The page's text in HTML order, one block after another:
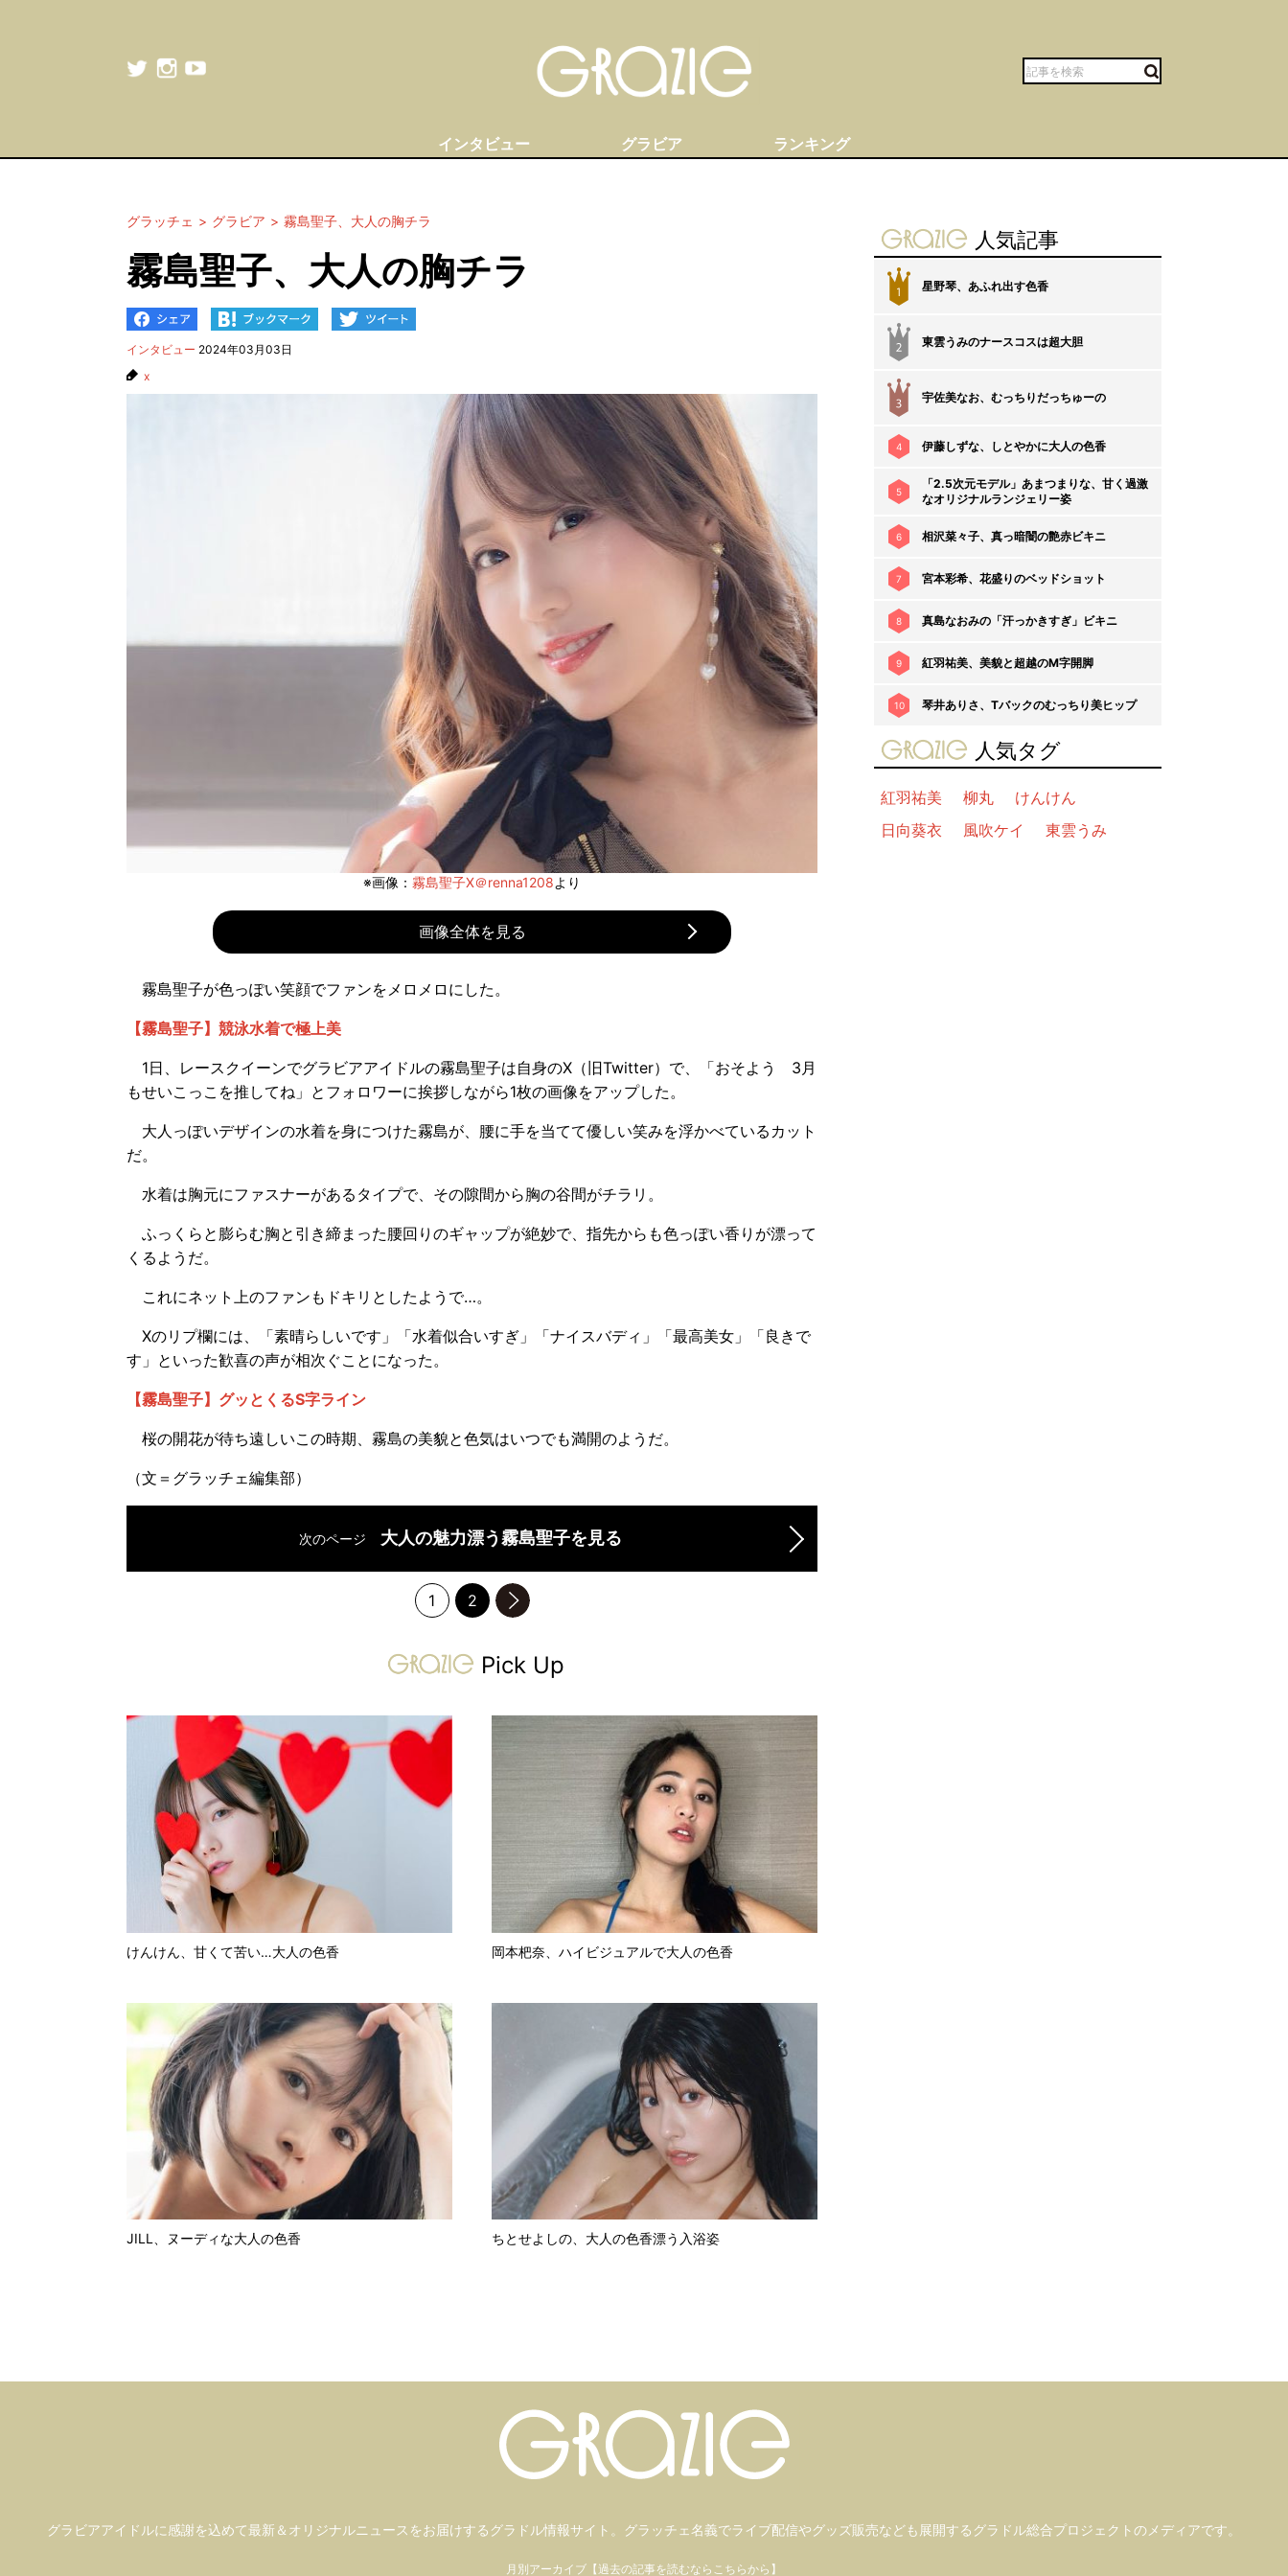
インタビュー グラビア ランキング
グラッチェ グラビア 霧島聖子、大人の胸チラ
霧島聖子、大人の胸チラ
インタビュー 2024年03月03日
x
※画像： 霧島聖子X＠renna1208より
画像全体を見る
霧島聖子が色っぽい笑顔でファンをメロメロにした。
【霧島聖子】競泳水着で極上美
1日、レースクイーンでグラビアアイドルの霧島聖子は自身のX（旧Twitter）で、「おそよう 3月
もせいこっこを推してね」とフォロワーに挨拶しながら1枚の画像をアップした。
大人っぽいデザインの水着を身につけた霧島が、腰に手を当てて優しい笑みを浮かべているカット
だ。
水着は胸元にファスナーがあるタイプで、その隙間から胸の谷間がチラリ。
ふっくらと膨らむ胸と引き締まった腰回りのギャップが絶妙で、指先からも色っぽい香りが漂って
くるようだ。
これにネット上のファンもドキリとしたようで…。
Xのリプ欄には、「素晴らしいです」「水着似合いすぎ」「ナイスバディ」「最高美女」「良きで
す」といった歓喜の声が相次ぐことになった。
【霧島聖子】グッとくるS字ライン
桜の開花が待ち遠しいこの時期、霧島の美貌と色気はいつでも満開のようだ。
（文＝グラッチェ編集部）
次のページ 大人の魅力漂う霧島聖子を見る
1 2
次のページへ
gravure-grazie
Pick Up
けんけん、甘くて苦い…大人の色香 岡本杷奈、ハイビジュアルで大人の色香
JILL、ヌーディな大人の色香 ちとせよしの、大人の色香漂う入浴姿
gravure-grazie
人気記事
1 星野琴、あふれ出す色香
東雲うみのナースコスは超大胆
宇佐美なお、むっちりだっちゅーの
4 伊藤しずな、しとやかに大人の色香
5
「2.5次元モデル」あまつまりな、甘く過激
なオリジナルランジェリー姿
6 相沢菜々子、真っ暗闇の艶赤ビキニ
7 宮本彩希、花盛りのベッドショット
8 真島なおみの「汗っかきすぎ」ビキニ
9 紅羽祐美、美貌と超越のM字開脚
10 琴井ありさ、Tバックのむっちり美ヒップ
gravure-grazie
人気タグ
紅羽祐美 柳丸
けんけん
日向葵衣
風吹ケイ 東雲うみ
グラビアアイドルに感謝を込めて最新＆オリジナルニュースをお届けするグラドル情報サイト。 グラッチェ名義でライブ配信やグッズ販売なども 展開するグラドル総合プロジェクトのメディアです。
月別アーカイブ【過去の記事を読むならこちらから】